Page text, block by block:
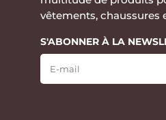
vêtements, chaussures
S'ABONNER À LA